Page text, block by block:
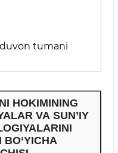
tumani
HOKIMINING
VA SUN’IY